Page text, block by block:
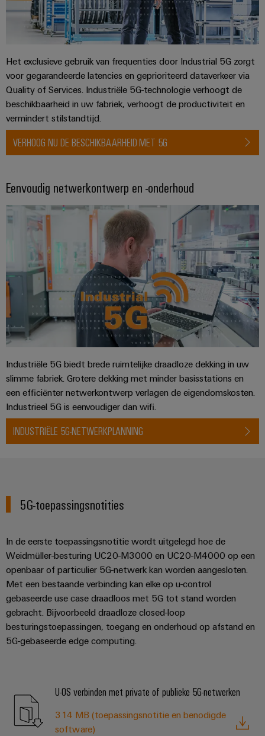
Transmissie
&
Stabiliteit
en
veiligheid
voor
moderne
energie-
Waterbehandeling
afvalwaterbehandeling
voor
afvalwaterindustrie
Windenergie
Operationele
excellentie
in
windenergie
Waterstof
Waterstof
als
technologie
voor
de
energietransitie
Automatische
machines
Markers
Industriële
printers
Industriële
verlichting
Infrastructuur
schakelkasten
Assembly
Service
Gemodificeerde
en
geassembleerde
behuizingen
Op-
maat-
gemaakte
kabelassemblages
Gemonteerde
verbindingstechniek
voor je industrie.
Onze Industrial
Connectivity
innovaties.
Het exclusieve gebruik van frequenties door Industrial 5G zorgt
voor gegarandeerde latencies en geprioriteerd dataverkeer via
Quality of Services. Industriële 5G-technologie verhoogt de
beschikbaarheid in uw fabriek, verhoogt de productiviteit en
vermindert stilstandtijd.
VERHOOG NU DE BESCHIKBAARHEID MET 5G
Eenvoudig netwerkontwerp en -onderhoud
Industriële 5G biedt brede ruimtelijke draadloze dekking in uw
slimme fabriek. Grotere dekking met minder basisstations en
een efficiënter netwerkontwerp verlagen de eigendomskosten.
Industrieel 5G is eenvoudiger dan wifi.
INDUSTRIËLE 5G-NETWERKPLANNING
5G-toepassingsnotities
In de eerste toepassingsnotitie wordt uitgelegd hoe de
Weidmüller-besturing UC20-M3000 en UC20-M4000 op een
openbaar of particulier 5G-netwerk kan worden aangesloten.
Met een bestaande verbinding kan elke op u-control
gebaseerde use case draadloos met 5G tot stand worden
gebracht. Bijvoorbeeld draadloze closed-loop
besturingstoepassingen, toegang en onderhoud op afstand en
5G-gebaseerde edge computing.
U-OS verbinden met private of publieke 5G-netwerken
314 MB (toepassingsnotitie en benodigde
software)